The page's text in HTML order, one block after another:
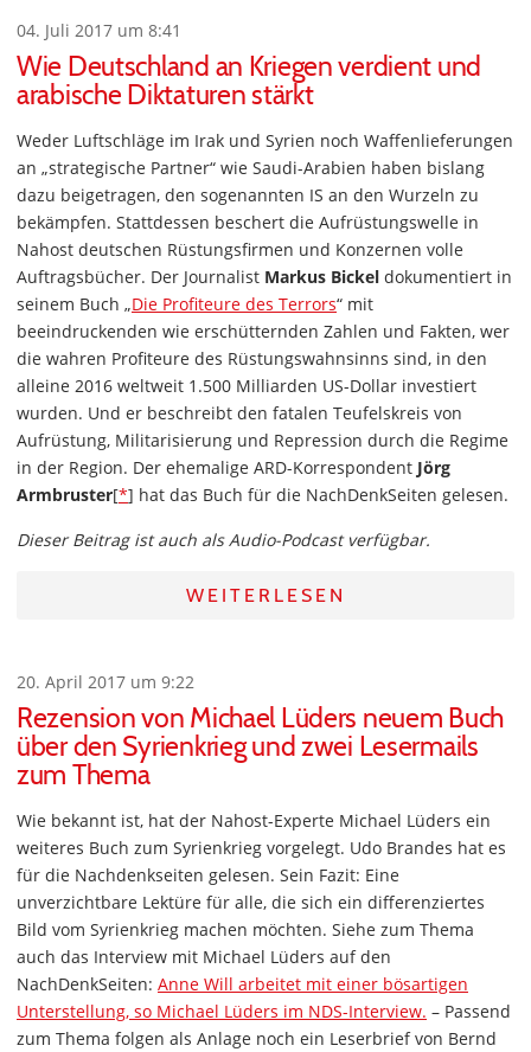
04. Juli 2017 um 8:41
Wie Deutschland an Kriegen verdient und
arabische Diktaturen stärkt
Weder Luftschläge im Irak und Syrien noch Waffenlieferungen
an „strategische Partner“ wie Saudi-Arabien haben bislang
dazu beigetragen, den sogenannten IS an den Wurzeln zu
bekämpfen. Stattdessen beschert die Aufrüstungswelle in
Nahost deutschen Rüstungsfirmen und Konzernen volle
Auftragsbücher. Der Journalist Markus Bickel dokumentiert in
seinem Buch „Die Profiteure des Terrors“ mit
beeindruckenden wie erschütternden Zahlen und Fakten, wer
die wahren Profiteure des Rüstungswahnsinns sind, in den
alleine 2016 weltweit 1.500 Milliarden US-Dollar investiert
wurden. Und er beschreibt den fatalen Teufelskreis von
Aufrüstung, Militarisierung und Repression durch die Regime
in der Region. Der ehemalige ARD-Korrespondent Jörg
Armbruster[*] hat das Buch für die NachDenkSeiten gelesen.
Dieser Beitrag ist auch als Audio-Podcast verfügbar.
WEITERLESEN
20. April 2017 um 9:22
Rezension von Michael Lüders neuem Buch
über den Syrienkrieg und zwei Lesermails
zum Thema
Wie bekannt ist, hat der Nahost-Experte Michael Lüders ein
weiteres Buch zum Syrienkrieg vorgelegt. Udo Brandes hat es
für die Nachdenkseiten gelesen. Sein Fazit: Eine
unverzichtbare Lektüre für alle, die sich ein differenziertes
Bild vom Syrienkrieg machen möchten. Siehe zum Thema
auch das Interview mit Michael Lüders auf den
NachDenkSeiten: Anne Will arbeitet mit einer bösartigen
Unterstellung, so Michael Lüders im NDS-Interview. – Passend
zum Thema folgen als Anlage noch ein Leserbrief von Bernd